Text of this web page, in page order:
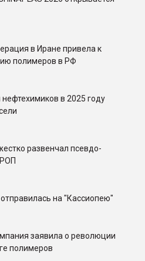
в Иране привела к
полимеров в РФ
нефтехимиков в 2025 году
развенчал псевдо-
на "Кассиопею"
заявила о революции
полимеров